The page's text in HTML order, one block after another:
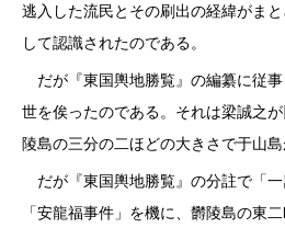
逃入した流民とその刷出の経緯がま
して認識されたのである。
だが『東国輿地勝覧』の編纂に従
世を俟ったのである。それは梁誠之
陵島の三分の二ほどの大きさで于山
だが『東国輿地勝覧』の分註で「
「安龍福事件」を機に、欝陵島の東